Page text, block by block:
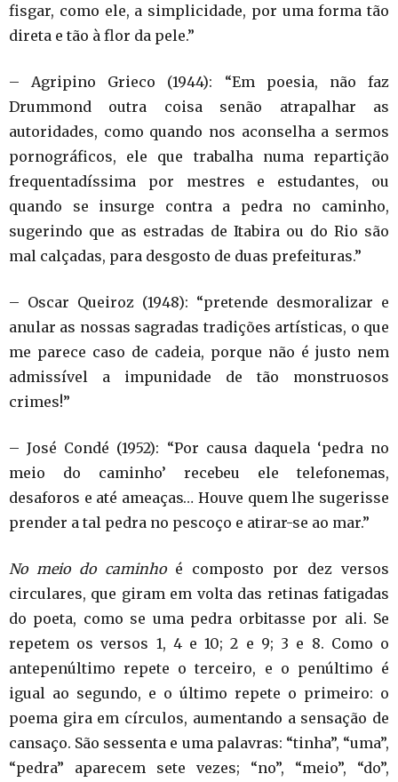
fisgar, como ele, a simplicidade, por uma forma tão
direta e tão à flor da pele.”
– Agripino Grieco (1944): “Em poesia, não faz
Drummond outra coisa senão atrapalhar as
autoridades, como quando nos aconselha a sermos
pornográficos, ele que trabalha numa repartição
frequentadíssima por mestres e estudantes, ou
quando se insurge contra a pedra no caminho,
sugerindo que as estradas de Itabira ou do Rio são
mal calçadas, para desgosto de duas prefeituras.”
– Oscar Queiroz (1948): “pretende desmoralizar e
anular as nossas sagradas tradições artísticas, o que
me parece caso de cadeia, porque não é justo nem
admissível a impunidade de tão monstruosos
crimes!”
– José Condé (1952): “Por causa daquela ‘pedra no
meio do caminho’ recebeu ele telefonemas,
desaforos e até ameaças… Houve quem lhe sugerisse
prender a tal pedra no pescoço e atirar-se ao mar.”
No meio do caminhoé composto por dez versos
circulares, que giram em volta das retinas fatigadas
do poeta, como se uma pedra orbitasse por ali. Se
repetem os versos 1, 4 e 10; 2 e 9; 3 e 8. Como o
antepenúltimo repete o terceiro, e o penúltimo é
igual ao segundo, e o último repete o primeiro: o
poema gira em círculos, aumentando a sensação de
cansaço. São sessenta e uma palavras: “tinha”, “uma”,
“pedra” aparecem sete vezes; “no”, “meio”, “do”,